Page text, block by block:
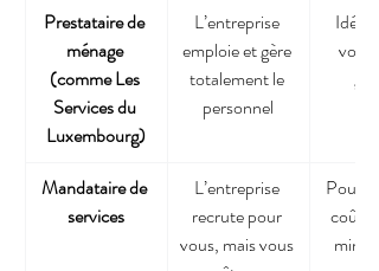
Prestataire de
ménage
(comme Les
Services du
Luxembourg)
L’entreprise
emploie et gère
totalement le
personnel
Idéal
Mandataire de
services
L’entreprise
recrute pour
vous, mais vous
Pour
coût,